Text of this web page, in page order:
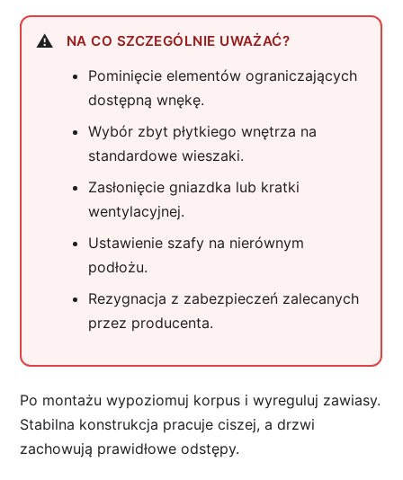
NA CO SZCZEGÓLNIE UWAŻAĆ?
Pominięcie elementów ograniczających
dostępną wnękę.
Wybór zbyt płytkiego wnętrza na
standardowe wieszaki.
Zasłonięcie gniazdka lub kratki
wentylacyjnej.
Ustawienie szafy na nierównym
podłożu.
Rezygnacja z zabezpieczeń zalecanych
przez producenta.
Po montażu wypoziomuj korpus i wyreguluj zawiasy.
Stabilna konstrukcja pracuje ciszej, a drzwi
zachowują prawidłowe odstępy.